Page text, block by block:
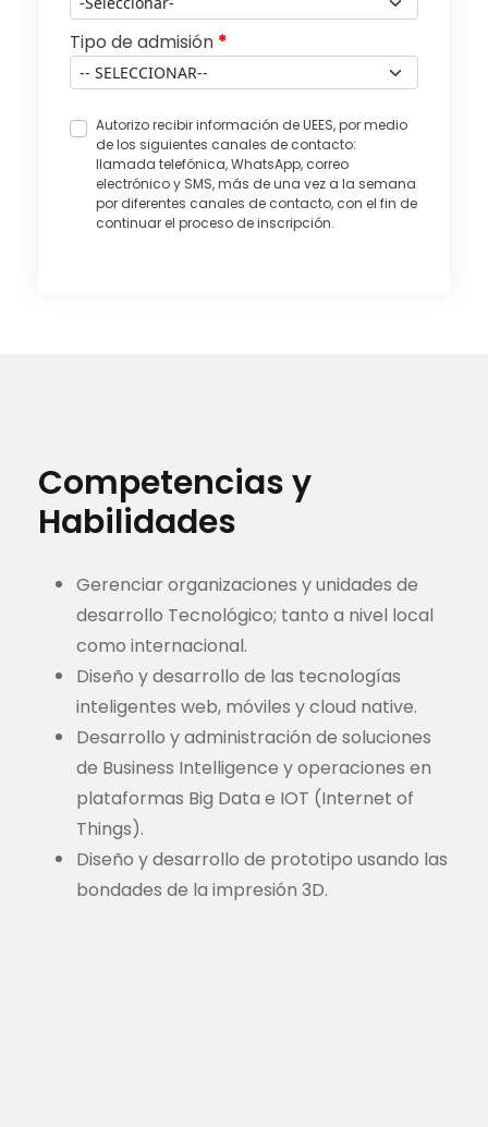
Competencias y
Habilidades
Gerenciar organizaciones y unidades de
desarrollo Tecnológico; tanto a nivel local
como internacional.
Diseño y desarrollo de las tecnologías
inteligentes web, móviles y cloud native.
Desarrollo y administración de soluciones
de Business Intelligence y operaciones en
plataformas Big Data e IOT (Internet of
Things).
Diseño y desarrollo de prototipo usando las
bondades de la impresión 3D.